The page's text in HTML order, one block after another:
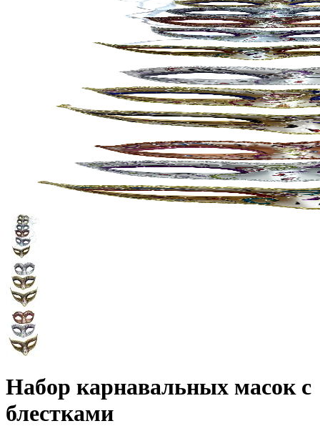
Набор карнавальных масок с
блестками